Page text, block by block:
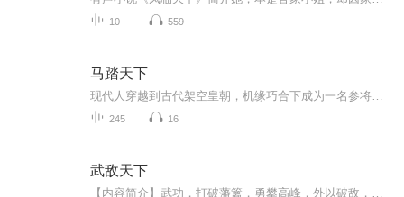
10 559
马踏天下
245 16
武敌天下